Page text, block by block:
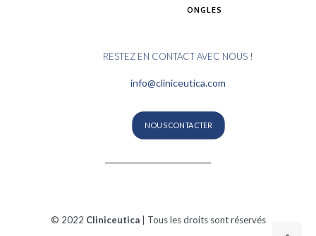
ONGLES
RESTEZ EN CONTACT AVEC NOUS !
info@cliniceutica.com
NOUS CONTACTER
© 2022 Cliniceutica| Tous les droits sont réservés